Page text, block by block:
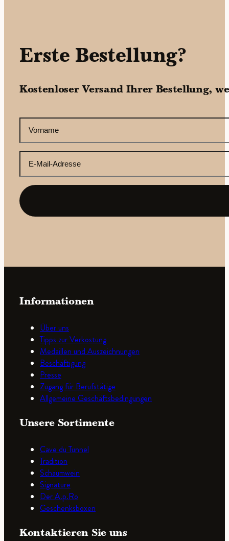
Erste Bestellung?
Kostenloser Versand Ihrer Bestellung,
CAPTCHA
Vorname
Mail-
Adresse
(erforderlich)
Informationen
Über uns
Tipps zur Verkostung
Medaillen und Auszeichnungen
Beschäftigung
Presse
Zugang für Berufstätige
Allgemeine Geschäftsbedingungen
Unsere Sortimente
Cave du Tunnel
Tradition
Schaumwein
Signature
Der A.p.Ro
Geschenksboxen
Kontaktieren Sie uns